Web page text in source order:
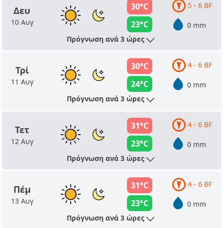
Δευ
10 Αυγ
30°C
23°C
5 - 6 BF
0 mm
Πρόγνωση ανά 3 ώρες
Τρί
11 Αυγ
30°C
24°C
4 - 6 BF
0 mm
Πρόγνωση ανά 3 ώρες
Τετ
12 Αυγ
31°C
23°C
4 - 6 BF
0 mm
Πρόγνωση ανά 3 ώρες
Πέμ
13 Αυγ
31°C
23°C
4 - 6 BF
0 mm
Πρόγνωση ανά 3 ώρες